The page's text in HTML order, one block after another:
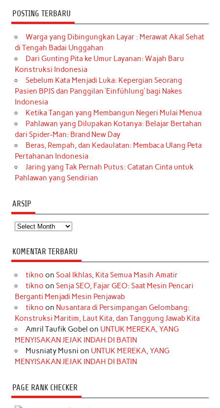
POSTING TERBARU
Warga yang Dibingungkan Layar : Merawat Akal Sehat
di Tengah Badai Unggahan
Dari Gunting Pita ke Umur Layanan: Wajah Baru
Konstruksi Indonesia
Sebelum Kata Menjadi Luka: Kepergian Seorang
Pasien BPJS dan Panggilan ‘Einfühlung’ bagi Nakes
Indonesia
Ketika Tangan yang Membangun Negeri Mulai Menua
Pahlawan yang Dilupakan Kotanya: Belajar Bertahan
dari Spider-Man: Brand New Day
Beras, Rempah, dan Kedaulatan: Membaca Ulang Peta
Pertahanan Indonesia
Jaring yang Tak Pernah Putus: Catatan Cinta untuk
Pahlawan yang Sendirian
ARSIP
Arsip
KOMENTAR TERBARU
tikno on Soal Ikhlas, Kita Semua Masih Amatir
tikno on Senja SEO, Fajar GEO: Saat Mesin Pencari
Berganti Menjadi Mesin Penjawab
tikno on Nusantara di Persimpangan Gelombang:
Konstruksi Maritim, Laut Kita, dan Tanggung Jawab Kita
Amril Taufik Gobel on UNTUK MEREKA, YANG
MENYISAKAN JEJAK INDAH DI BATIN
Musniaty Musni on UNTUK MEREKA, YANG
MENYISAKAN JEJAK INDAH DI BATIN
PAGE RANK CHECKER